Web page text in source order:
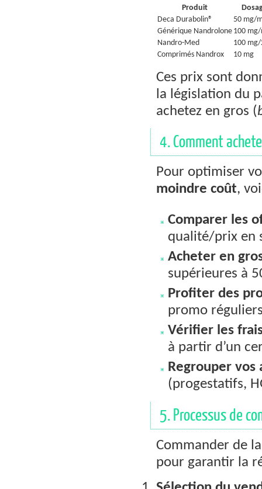
Produit
Deca Durabolin®
50 mg/
Générique Nandrolone 100
Nandro-Med
100
Comprimés Nandrox
10 mg
Ces prix sont
la législation du
achetez en gros (
4. Comment
Pour optimiser
moindre coût,
Comparer les
qualité/prix en
Acheter en
supérieures à
Profiter des
promo
Vérifier les
à partir d’un
Regrouper vos
(progestatifs,
5. Processus de
Commander de
pour garantir la